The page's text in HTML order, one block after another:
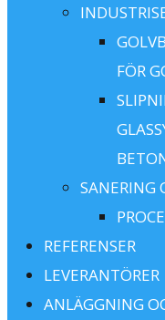
FÖR
SANERING
REFERENSER
LEVERANTÖRER
ANLÄGGNING